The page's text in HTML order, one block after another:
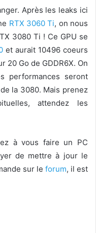
Après les leaks ici
RTX 3060 Ti, on nous
3080 Ti ! Ce GPU se
et aurait 10496 coeurs
20 Go de GDDR6X. On
performances seront
la 3080. Mais prenez
attendez les
à vous faire un PC
de mettre à jour le
sur le forum, il est